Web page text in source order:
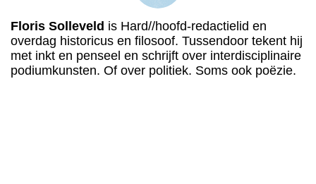
Floris Solleveld is Hard//hoofd-redactielid en
overdag historicus en filosoof. Tussendoor tekent hij
met inkt en penseel en schrijft over interdisciplinaire
podiumkunsten. Of over politiek. Soms ook poëzie.